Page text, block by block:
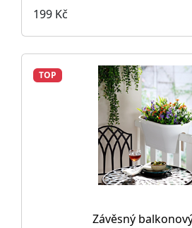
199 Kč
TOP
Závěsný